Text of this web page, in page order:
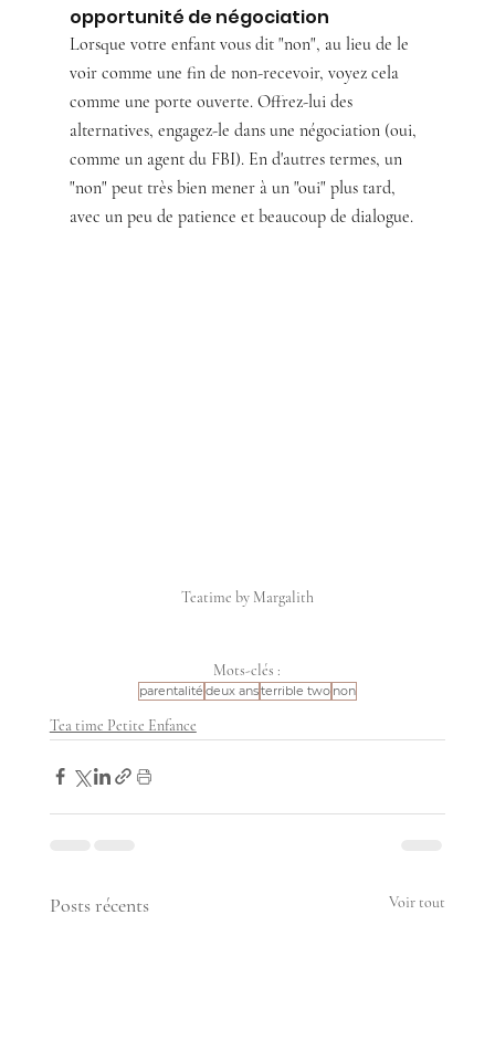
opportunité de négociation
Lorsque votre enfant vous dit "non", au lieu de le
voir comme une fin de non-recevoir, voyez cela
comme une porte ouverte. Offrez-lui des
alternatives, engagez-le dans une négociation (oui,
comme un agent du FBI). En d'autres termes, un
"non" peut très bien mener à un "oui" plus tard,
avec un peu de patience et beaucoup de dialogue.
Teatime by Margalith
Mots-clés :
parentalité deux ansterrible two non
Tea time Petite Enfance
Posts récents Voir tout